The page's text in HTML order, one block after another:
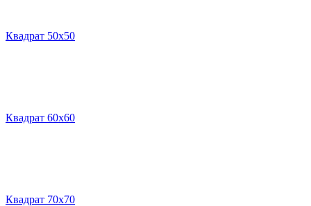
Квадрат 50х50
Квадрат 60х60
Квадрат 70х70